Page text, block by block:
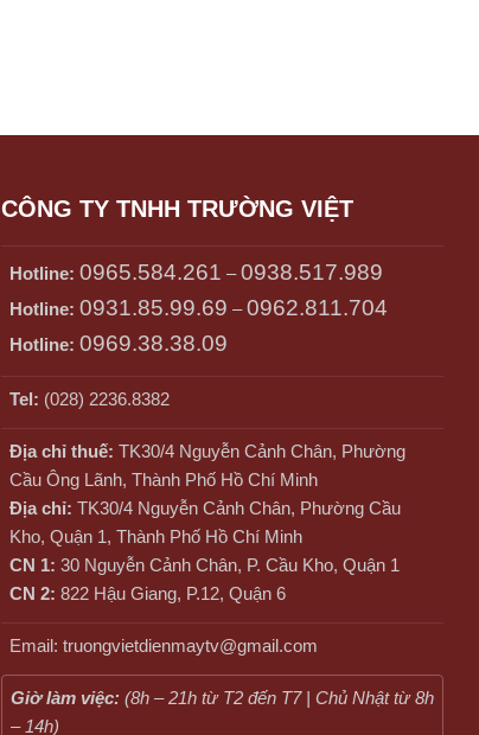
CÔNG TY TNHH TRƯỜNG VIỆT
Hotline: 0965.584.261 –0938.517.989
Hotline: 0931.85.99.69 –0962.811.704
Hotline: 0969.38.38.09
Tel: (028) 2236.8382
Địa chỉ thuế: TK30/4 Nguyễn Cảnh Chân, Phường
Cầu Ông Lãnh, Thành Phố Hồ Chí Minh
Địa chỉ: TK30/4 Nguyễn Cảnh Chân, Phường Cầu
Kho, Quận 1, Thành Phố Hồ Chí Minh
CN 1: 30 Nguyễn Cảnh Chân, P. Cầu Kho, Quận 1
CN 2: 822 Hậu Giang, P.12, Quận 6
Email: truongvietdienmaytv@gmail.com
Giờ làm việc: (8h – 21h từ T2 đến T7 | Chủ Nhật từ 8h
– 14h)